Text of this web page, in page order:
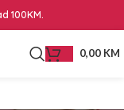
100KM.
0,00 KM